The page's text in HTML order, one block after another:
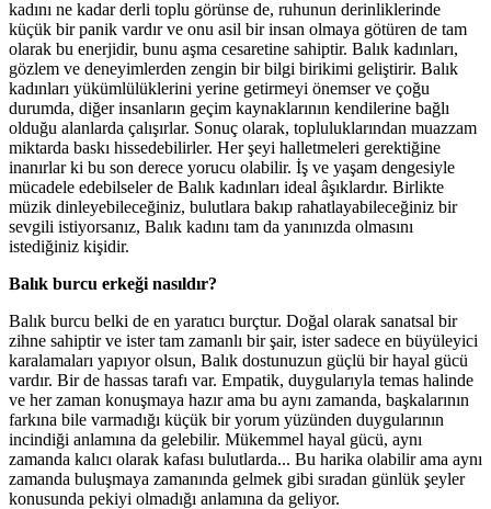
kadını ne kadar derli toplu görünse de, ruhunun derinliklerinde
küçük bir panik vardır ve onu asil bir insan olmaya götüren de tam
olarak bu enerjidir, bunu aşma cesaretine sahiptir. Balık kadınları,
gözlem ve deneyimlerden zengin bir bilgi birikimi geliştirir. Balık
kadınları yükümlülüklerini yerine getirmeyi önemser ve çoğu
durumda, diğer insanların geçim kaynaklarının kendilerine bağlı
olduğu alanlarda çalışırlar. Sonuç olarak, topluluklarından muazzam
miktarda baskı hissedebilirler. Her şeyi halletmeleri gerektiğine
inanırlar ki bu son derece yorucu olabilir. İş ve yaşam dengesiyle
mücadele edebilseler de Balık kadınları ideal âşıklardır. Birlikte
müzik dinleyebileceğiniz, bulutlara bakıp rahatlayabileceğiniz bir
sevgili istiyorsanız, Balık kadını tam da yanınızda olmasını
istediğiniz kişidir.
Balık burcu erkeği nasıldır?
Balık burcu belki de en yaratıcı burçtur. Doğal olarak sanatsal bir
zihne sahiptir ve ister tam zamanlı bir şair, ister sadece en büyüleyici
karalamaları yapıyor olsun, Balık dostunuzun güçlü bir hayal gücü
vardır. Bir de hassas tarafı var. Empatik, duygularıyla temas halinde
ve her zaman konuşmaya hazır ama bu aynı zamanda, başkalarının
farkına bile varmadığı küçük bir yorum yüzünden duygularının
incindiği anlamına da gelebilir. Mükemmel hayal gücü, aynı
zamanda kalıcı olarak kafası bulutlarda... Bu harika olabilir ama aynı
zamanda buluşmaya zamanında gelmek gibi sıradan günlük şeyler
konusunda pekiyi olmadığı anlamına da geliyor.